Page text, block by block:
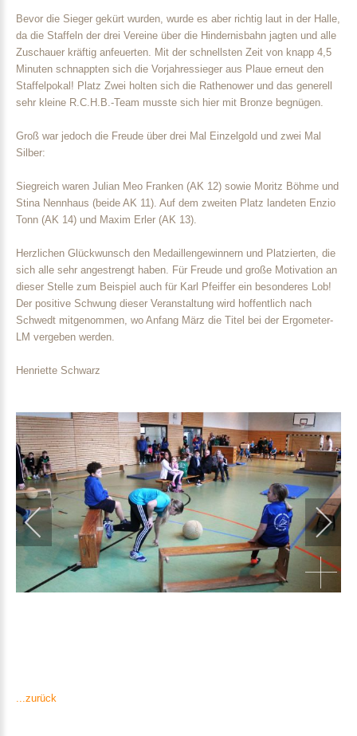
Bevor die Sieger gekürt wurden, wurde es aber richtig laut in der Halle,
da die Staffeln der drei Vereine über die Hindernisbahn jagten und alle
Zuschauer kräftig anfeuerten. Mit der schnellsten Zeit von knapp 4,5
Minuten schnappten sich die Vorjahressieger aus Plaue erneut den
Staffelpokal! Platz Zwei holten sich die Rathenower und das generell
sehr kleine R.C.H.B.-Team musste sich hier mit Bronze begnügen.
Groß war jedoch die Freude über drei Mal Einzelgold und zwei Mal
Silber:
Siegreich waren Julian Meo Franken (AK 12) sowie Moritz Böhme und
Stina Nennhaus (beide AK 11). Auf dem zweiten Platz landeten Enzio
Tonn (AK 14) und Maxim Erler (AK 13).
Herzlichen Glückwunsch den Medaillengewinnern und Platzierten, die
sich alle sehr angestrengt haben. Für Freude und große Motivation an
dieser Stelle zum Beispiel auch für Karl Pfeiffer ein besonderes Lob!
Der positive Schwung dieser Veranstaltung wird hoffentlich nach
Schwedt mitgenommen, wo Anfang März die Titel bei der Ergometer-
LM vergeben werden.
Henriette Schwarz
...zurück